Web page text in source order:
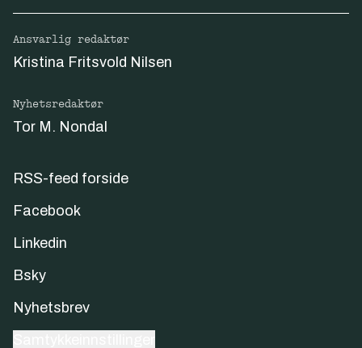
Ansvarlig redaktør
Kristina Fritsvold Nilsen
Nyhetsredaktør
Tor M. Nondal
RSS-feed forside
Facebook
Linkedin
Bsky
Nyhetsbrev